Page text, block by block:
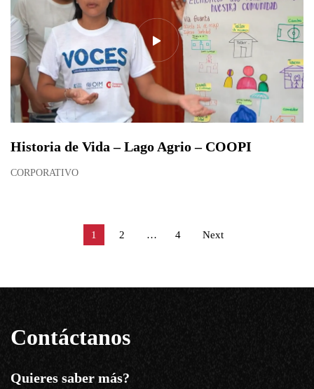
Historia de Vida – Lago Agrio – COOPI
CORPORATIVO
1 2 … 4 Next
Contáctanos
Quieres saber más?